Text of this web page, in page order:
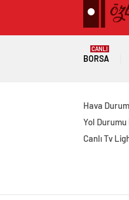
BORSA
CANLI
Hava
Yol Durumu
Canlı Tv